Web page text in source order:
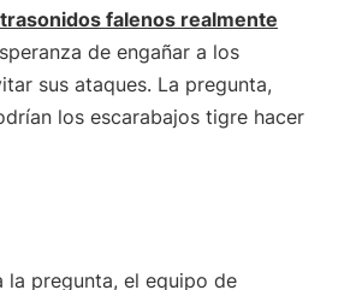
falenos realmente
de engañar a los
sus ataques. La pregunta,
los escarabajos tigre hacer
la pregunta, el equipo de